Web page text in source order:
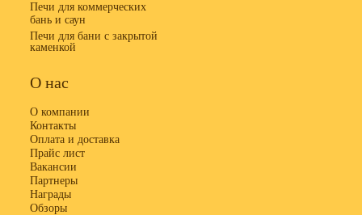
Печи для коммерческих
бань и саун
Печи для бани с закрытой
каменкой
О нас
О компании
Контакты
Оплата и доставка
Прайс лист
Вакансии
Партнеры
Награды
Обзоры